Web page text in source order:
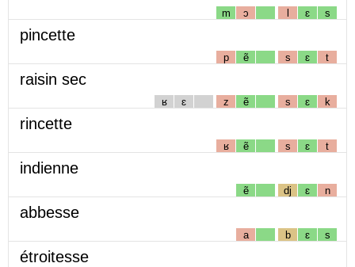
m ɔ l ɛ s
pincette
p ẽ s ɛ t
raisin sec
ʁ ɛ z ẽ s ɛ k
rincette
ʁ ẽ s ɛ t
indienne
ẽ dj ɛ n
abbesse
a b ɛ s
étroitesse